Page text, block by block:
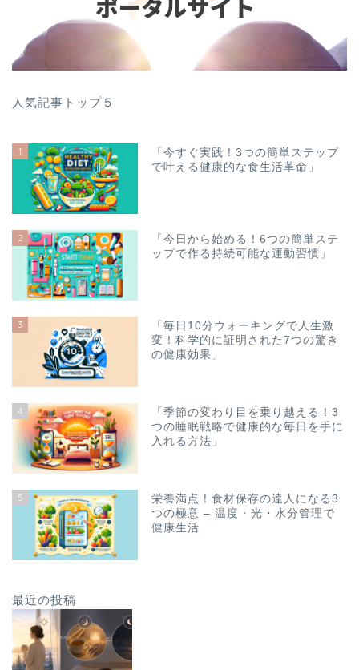
人気記事トップ５
1
「今すぐ実践！3つの簡単ステップ
で叶える健康的な食生活革命」
2
「今日から始める！6つの簡単ステ
ップで作る持続可能な運動習慣」
3
「毎日10分ウォーキングで人生激
変！科学的に証明された7つの驚き
の健康効果」
4
「季節の変わり目を乗り越える！3
つの睡眠戦略で健康的な毎日を手に
入れる方法」
5
栄養満点！食材保存の達人になる3
つの極意 – 温度・光・水分管理で
健康生活
最近の投稿